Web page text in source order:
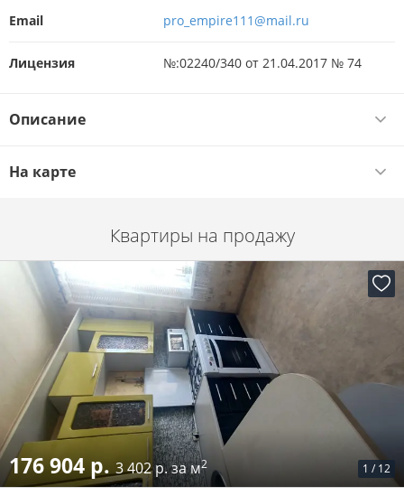
Email pro_empire111@mail.ru
Лицензия №:02240/340 от 21.04.2017 № 74
Описание
На карте
Квартиры на продажу
1 / 12
176 904 р.3 402 р. за м2